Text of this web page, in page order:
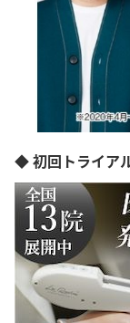
◆ 初回トライア